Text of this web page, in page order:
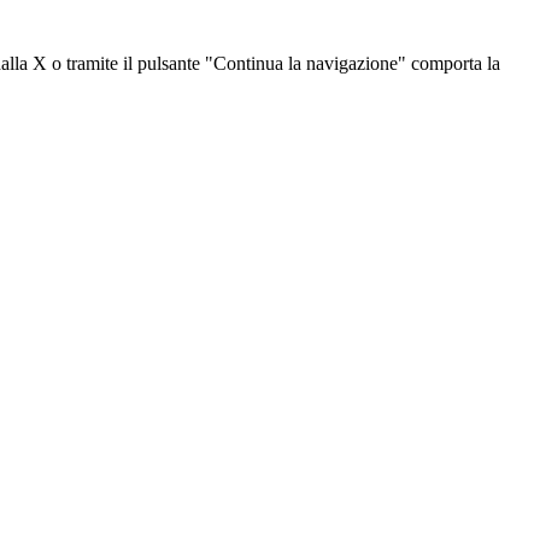
X o tramite il pulsante "Continua la navigazione" comporta la